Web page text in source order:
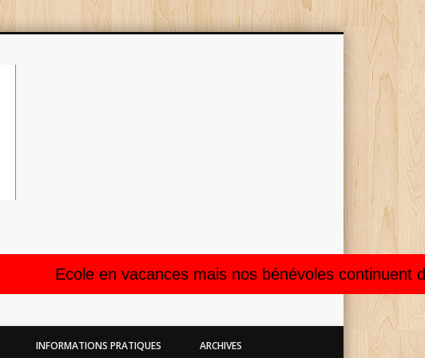
Ecole en vacances mais nos bénévoles continuent de
INFORMATIONS PRATIQUES ARCHIVES